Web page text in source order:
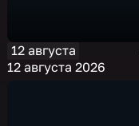
12 августа
12 августа 2026